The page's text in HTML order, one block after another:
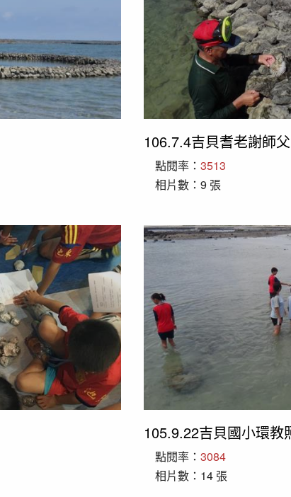
106.7.4吉貝耆老謝師
點閱率： 3513
相片數：9 張
105.9.22吉貝國小環教
點閱率： 3084
相片數：14 張